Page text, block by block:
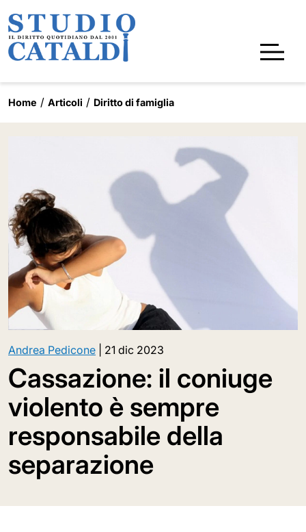
Home Articoli Diritto di famiglia
Andrea Pedicone 21 dic 2023
Cassazione: il coniuge
violento è sempre
responsabile della
separazione